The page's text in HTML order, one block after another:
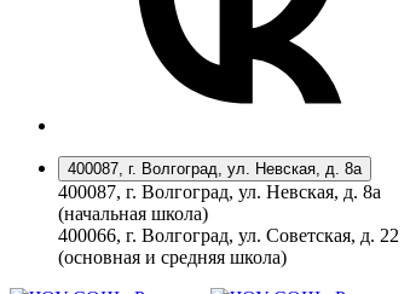
400087, г. Волгоград, ул. Невская, д. 8а
400087, г. Волгоград, ул. Невская, д. 8а
(начальная школа)
400066, г. Волгоград, ул. Советская, д. 22
(основная и средняя школа)